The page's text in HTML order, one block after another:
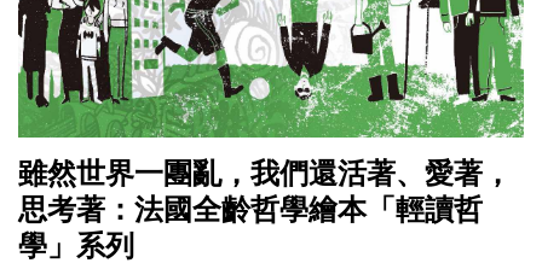
雖然世界一團亂，我們還活著、愛著，
思考著：法國全齡哲學繪本「輕讀哲
學」系列